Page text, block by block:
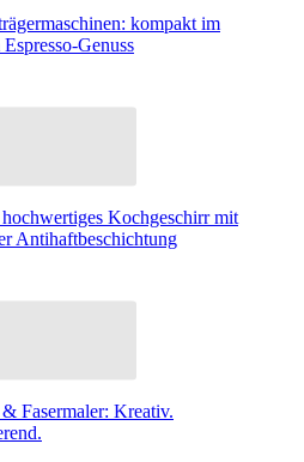
kompakt im
Genuss
Kochgeschirr mit
Antihaftbeschichtung
Fasermaler: Kreativ.